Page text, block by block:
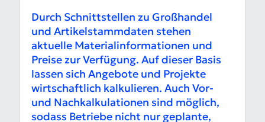
Durch Schnittstellen zu Großhandel
und Artikelstammdaten stehen
aktuelle Materialinformationen und
Preise zur Verfügung. Auf dieser Basis
lassen sich Angebote und Projekte
wirtschaftlich kalkulieren. Auch Vor-
und Nachkalkulationen sind möglich,
sodass Betriebe nicht nur geplante,